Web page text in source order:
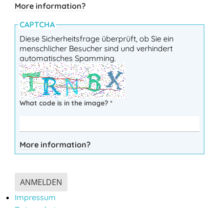
More information?
CAPTCHA
Diese Sicherheitsfrage überprüft, ob Sie ein
menschlicher Besucher sind und verhindert
automatisches Spamming.
What code is in the image? *
More information?
ANMELDEN
Impressum